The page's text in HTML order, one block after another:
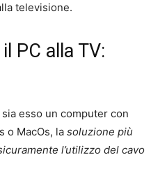
televisione.
PC alla TV:
esso un computer con
o MacOs, la soluzione più
l’utilizzo del cavo